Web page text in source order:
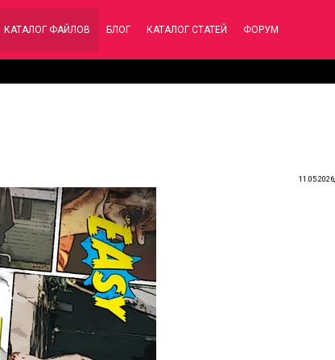
КАТАЛОГ ФАЙЛОВ БЛОГ КАТАЛОГ СТАТЕЙ ФОРУМ